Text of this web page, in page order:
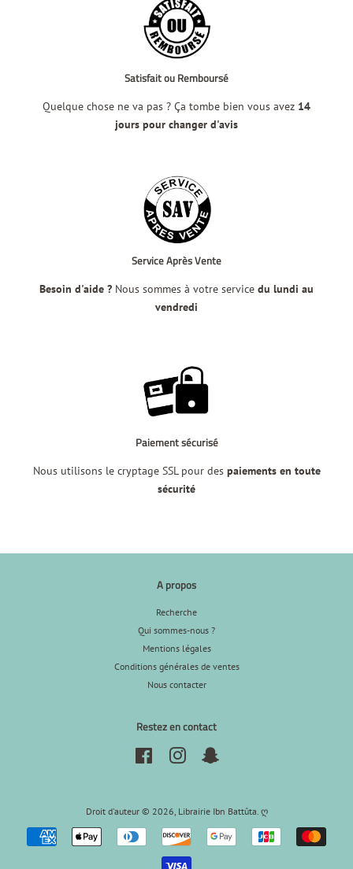
Satisfait ou Remboursé
Quelque chose ne va pas ? Ça tombe bien vous avez 14
jours pour changer d'avis
Service Après Vente
Besoin d'aide ? Nous sommes à votre service du lundi au
vendredi
Paiement sécurisé
Nous utilisons le cryptage SSL pour des paiements en toute
sécurité
A propos
Recherche
Qui sommes-nous ?
Mentions légales
Conditions générales de ventes
Nous contacter
Restez en contact
FacebookInstagram
Droit d'auteur © 2026, Librairie Ibn Battûta ღ
Icônes
Paiement